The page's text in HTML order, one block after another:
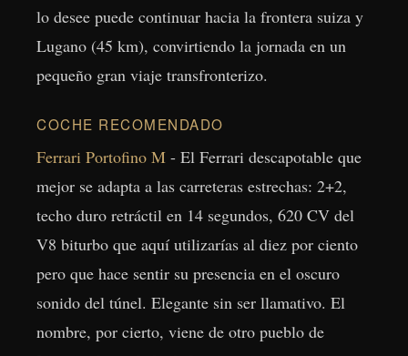
lo desee puede continuar hacia la frontera suiza y
Lugano (45 km), convirtiendo la jornada en un
pequeño gran viaje transfronterizo.
COCHE RECOMENDADO
Ferrari Portofino M - El Ferrari descapotable que
mejor se adapta a las carreteras estrechas: 2+2,
techo duro retráctil en 14 segundos, 620 CV del
V8 biturbo que aquí utilizarías al diez por ciento
pero que hace sentir su presencia en el oscuro
sonido del túnel. Elegante sin ser llamativo. El
nombre, por cierto, viene de otro pueblo de